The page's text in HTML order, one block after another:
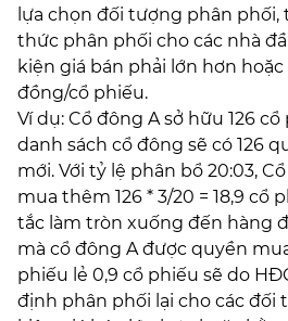
lựa chọn đối tượng phân
thức phân phối cho các nhà
kiện giá bán phải lớn hơn
đồng/cổ phiếu.
Ví dụ: Cổ đông A sở hữu 126
danh sách cổ đông sẽ có 126
mới. Với tỷ lệ phân bổ 20:03,
mua thêm 126 * 3/20 = 18,9 cổ
tắc làm tròn xuống đến hàng
mà cổ đông A được quyền
phiếu lẻ 0,9 cổ phiếu sẽ do
định phân phối lại cho các đối